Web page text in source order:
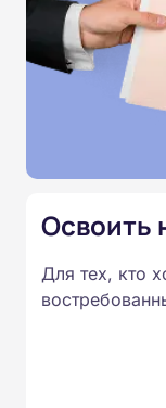
слушатели
квалификации
Освоить
Для тех, кто